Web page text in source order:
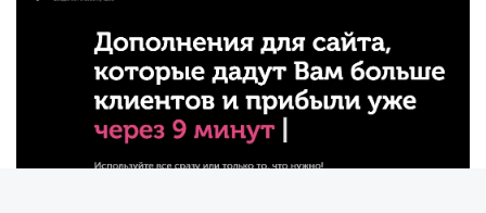
отметить недозвон, уходит 1 секунда.
Часовой пояс клиента
Вы работаете с клиентами в разных часовых
поясах? Нет? Тогда эта фишка для Вас
бесполезна. Если часовые пояса разные, то это
реально чудо.